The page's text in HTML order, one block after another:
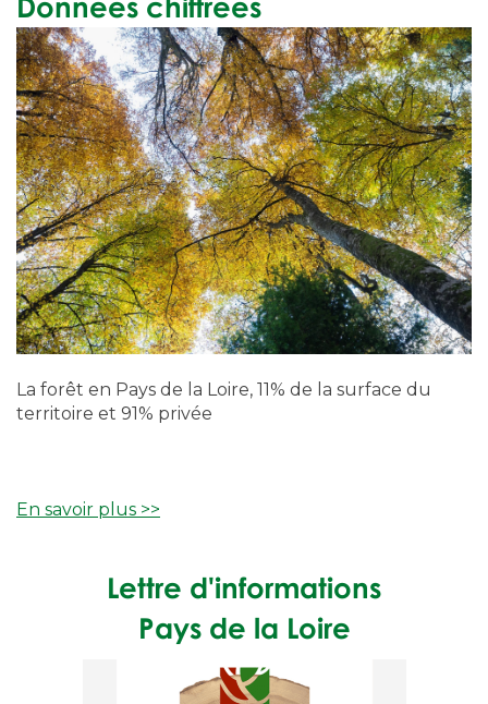
La forêt en Pays de la Loire, 11% de la surface du
territoire et 91% privée
En savoir plus >>
Lettre d'informations
Pays de la Loire